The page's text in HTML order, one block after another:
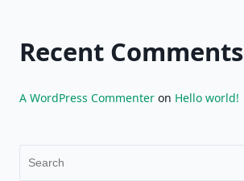
Recent Comments
A WordPress Commenter on Hello world!
Search